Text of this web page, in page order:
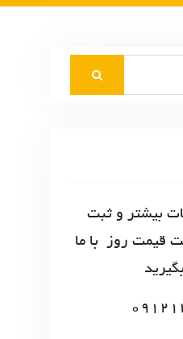
بیشتر و ثبت
قیمت روز با ما